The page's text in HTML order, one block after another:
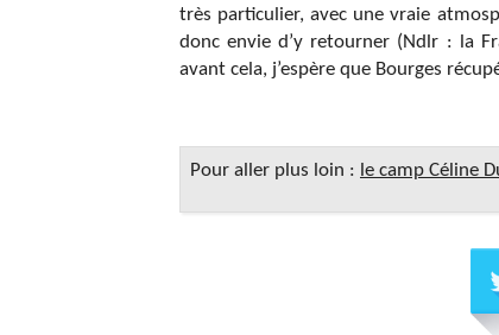
très particulier, avec une vraie
donc envie d’y retourner (Ndlr : la
avant cela, j’espère que Bourges
Pour aller plus loin : le camp Céline